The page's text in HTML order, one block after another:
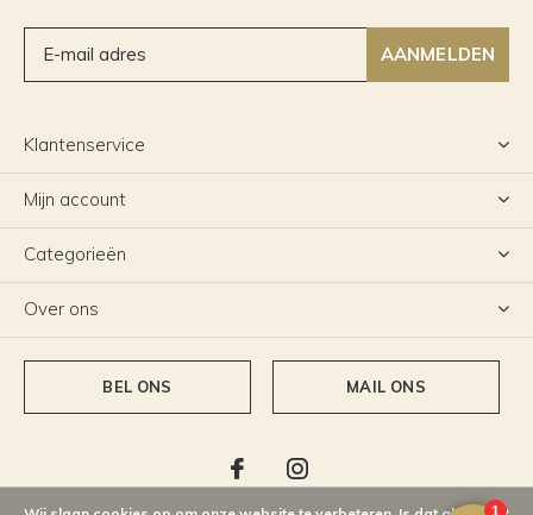
AANMELDEN
Klantenservice
Mijn account
Categorieën
Over ons
BEL ONS MAIL ONS